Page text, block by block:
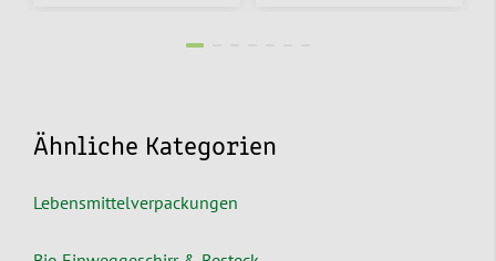
Ähnliche Kategorien
Lebensmittelverpackungen